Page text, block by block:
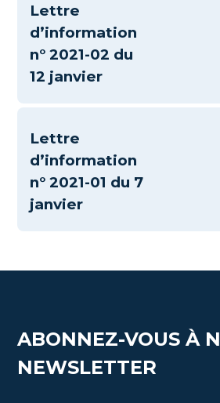
Lettre
d’information
n° 2021-02 du
12 janvier
Lettre
d’information
n° 2021-01 du 7
janvier
ABONNEZ-VOUS À
NEWSLETTER